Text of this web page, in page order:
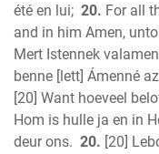
été en lui; 20. For all
and in him Amen,
Mert Istennek
benne [lett] Ámenné
[20] Want hoeveel
Hom is hulle ja en in
deur ons. 20. [20]